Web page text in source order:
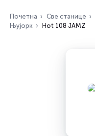
Почетна Све станице
Њујорк
Hot 108 JAMZ